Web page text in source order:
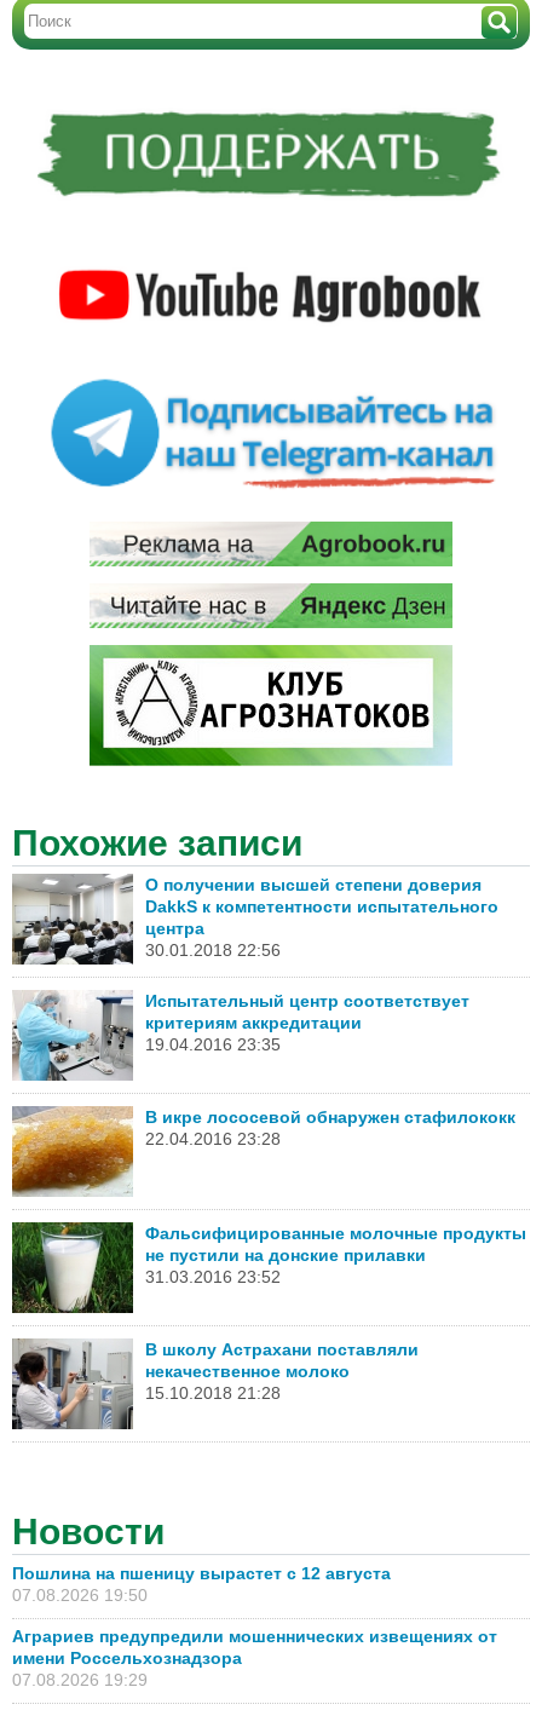
Похожие записи
О получении высшей степени доверия
DakkS к компетентности испытательного
центра
30.01.2018 22:56
Испытательный центр соответствует
критериям аккредитации
19.04.2016 23:35
В икре лососевой обнаружен стафилококк
22.04.2016 23:28
Фальсифицированные молочные продукты
не пустили на донские прилавки
31.03.2016 23:52
В школу Астрахани поставляли
некачественное молоко
15.10.2018 21:28
Новости
Пошлина на пшеницу вырастет с 12 августа
07.08.2026 19:50
Аграриев предупредили мошеннических извещениях от
имени Россельхознадзора
07.08.2026 19:29